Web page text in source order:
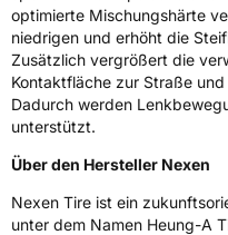
optimierte Mischungshärte
niedrigen und erhöht die
Zusätzlich vergrößert die
Kontaktfläche zur Straße
Dadurch werden
unterstützt.
Über den Hersteller Nexen
Nexen Tire ist ein
unter dem Namen Heung-A